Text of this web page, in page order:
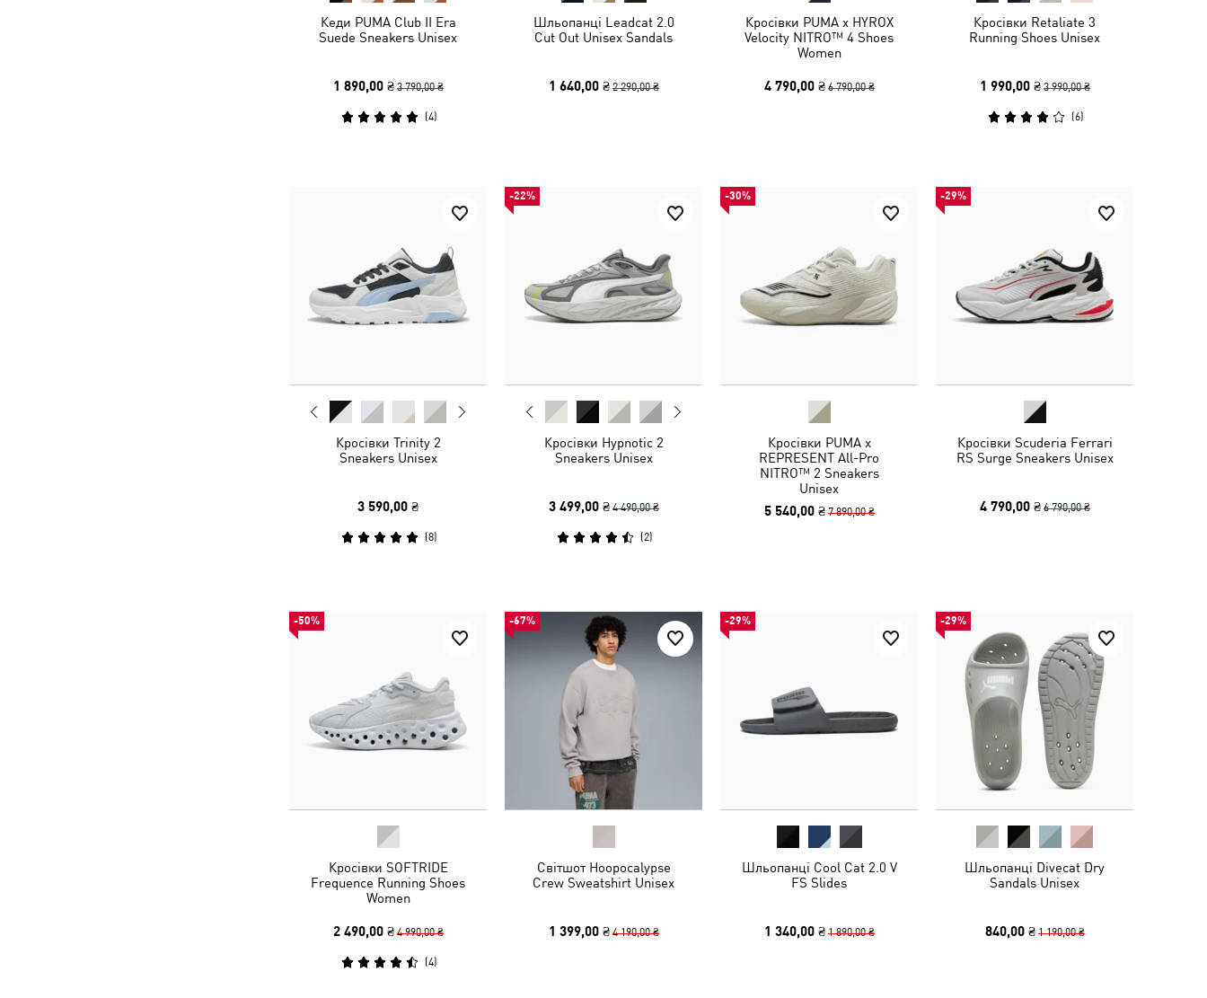
Кеди PUMA Club II Era
Suede Sneakers Unisex
1 890,00 ₴ 3 790,00 ₴
(4)
Шльопанці Leadcat 2.0
Cut Out Unisex Sandals
1 640,00 ₴ 2 290,00 ₴
Кросівки PUMA x HYROX
Velocity NITRO™ 4 Shoes
Women
4 790,00 ₴ 6 790,00 ₴
Кросівки Retaliate 3
Running Shoes Unisex
1 990,00 ₴ 3 990,00 ₴
(6)
Кросівки Trinity 2
Sneakers Unisex
3 590,00 ₴
(8)
-22%
Кросівки Hypnotic 2
Sneakers Unisex
3 499,00 ₴ 4 490,00 ₴
(2)
-30%
Кросівки PUMA x
REPRESENT All-Pro
NITRO™ 2 Sneakers
Unisex
5 540,00 ₴ 7 890,00 ₴
-29%
Кросівки Scuderia Ferrari
RS Surge Sneakers Unisex
4 790,00 ₴ 6 790,00 ₴
-50%
Кросівки SOFTRIDE
Frequence Running Shoes
Women
2 490,00 ₴ 4 990,00 ₴
(4)
-67%
Світшот Hoopocalypse
Crew Sweatshirt Unisex
1 399,00 ₴ 4 190,00 ₴
-29%
Шльопанці Cool Cat 2.0 V
FS Slides
1 340,00 ₴ 1 890,00 ₴
-29%
Шльопанці Divecat Dry
Sandals Unisex
840,00 ₴ 1 190,00 ₴